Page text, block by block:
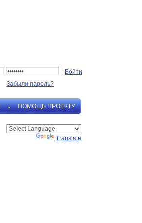
Забыли пароль?
ПОМОЩЬ ПРОЕКТУ
Translate